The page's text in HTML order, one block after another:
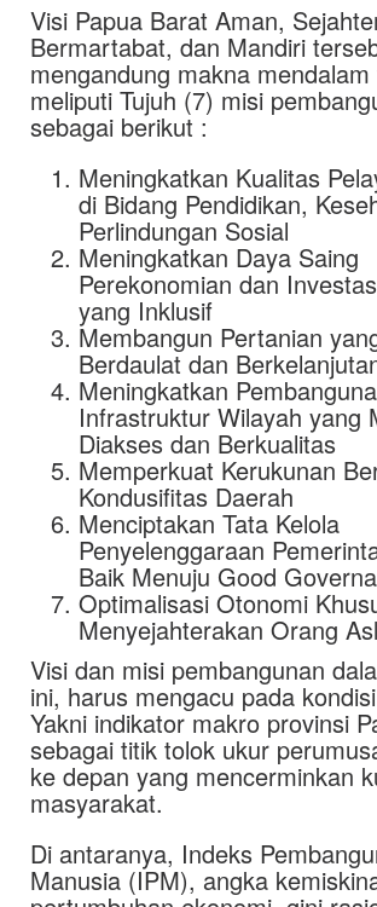
Visi Papua Barat Aman,
Bermartabat, dan Mandiri
mengandung makna mendalam
meliputi Tujuh (7) misi
sebagai berikut :
Meningkatkan Kualitas
di Bidang Pendidikan,
Perlindungan Sosial
Meningkatkan Daya Saing
Perekonomian dan
yang Inklusif
Membangun Pertanian
Berdaulat dan
Meningkatkan
Infrastruktur Wilayah yang
Diakses dan Berkualitas
Memperkuat Kerukunan
Kondusifitas Daerah
Menciptakan Tata Kelola
Penyelenggaraan
Baik Menuju Good
Optimalisasi Otonomi
Menyejahterakan Orang
Visi dan misi pembangunan
ini, harus mengacu pada
Yakni indikator makro provinsi
sebagai titik tolok ukur
ke depan yang mencerminkan
masyarakat.
Di antaranya, Indeks
Manusia (IPM), angka